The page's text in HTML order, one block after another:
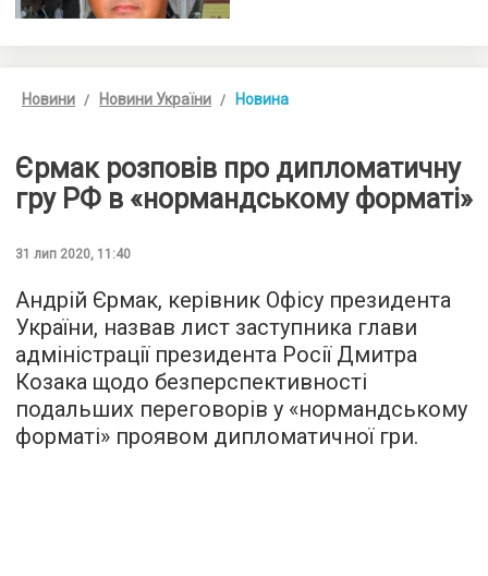
Новини Новини України Новина
Єрмак розповів про дипломатичну
гру РФ в «нормандському форматі»
31 лип 2020, 11:40
Андрій Єрмак, керівник Офісу президента
України, назвав лист заступника глави
адміністрації президента Росії Дмитра
Козака щодо безперспективності
подальших переговорів у «нормандському
форматі» проявом дипломатичної гри.